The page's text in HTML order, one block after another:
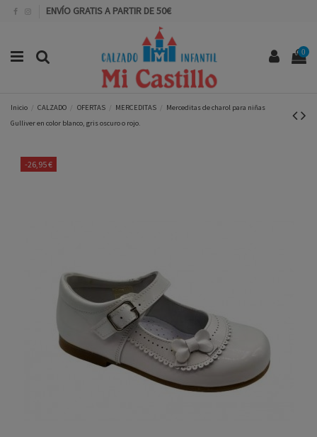
ENVÍO GRATIS A PARTIR DE 50€
0
Inicio CALZADO OFERTAS MERCEDITAS
Merceditas de charol para niñas
Gulliver en color blanco, gris oscuro o rojo.
-26,95 €